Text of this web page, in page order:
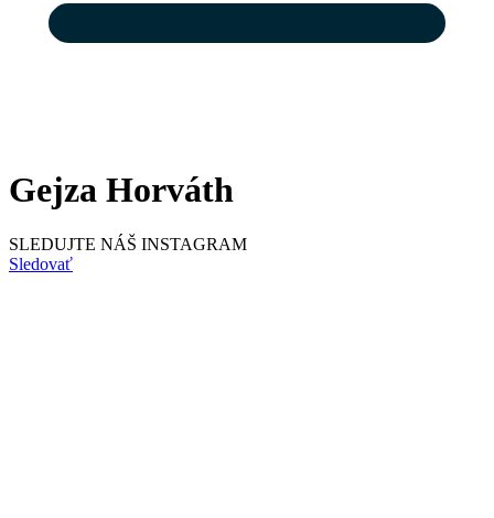
Gejza Horváth
SLEDUJTE NÁŠ INSTAGRAM
Sledovať